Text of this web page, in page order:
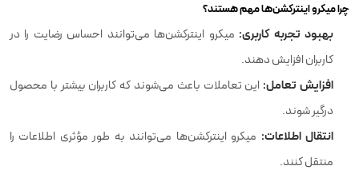
چرا میکرو اینترکشن‌ها مهم هستند؟
بهبود تجربه کاربری: میکرو اینترکشن‌ها می‌توانند احساس رضایت را در
کاربران افزایش دهند.
افزایش تعامل: این تعاملات باعث می‌شوند که کاربران بیشتر با محصول
درگیر شوند.
انتقال اطلاعات: میکرو اینترکشن‌ها می‌توانند به طور مؤثری اطلاعات را
منتقل کنند.